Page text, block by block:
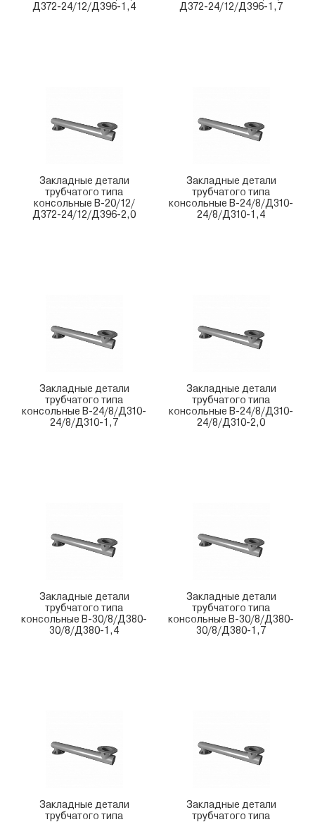
Д372-24/12/Д396-1,4
Д372-24/12/Д396-1,7
Закладные детали
трубчатого типа
консольные В-20/12/
Д372-24/12/Д396-2,0
Закладные детали
трубчатого типа
консольные В-24/8/Д310-
24/8/Д310-1,4
Закладные детали
трубчатого типа
консольные В-24/8/Д310-
24/8/Д310-1,7
Закладные детали
трубчатого типа
консольные В-24/8/Д310-
24/8/Д310-2,0
Закладные детали
трубчатого типа
консольные В-30/8/Д380-
30/8/Д380-1,4
Закладные детали
трубчатого типа
консольные В-30/8/Д380-
30/8/Д380-1,7
Закладные детали
трубчатого типа
Закладные детали
трубчатого типа